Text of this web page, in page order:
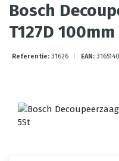
Bosch
T127D
Referentie: 31626 EAN: